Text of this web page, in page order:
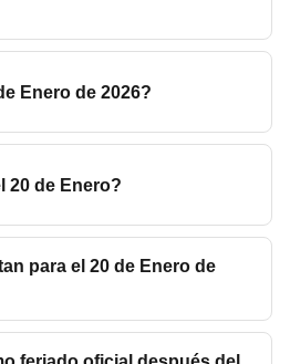
Enero de 2026?
20 de Enero?
para el 20 de Enero de